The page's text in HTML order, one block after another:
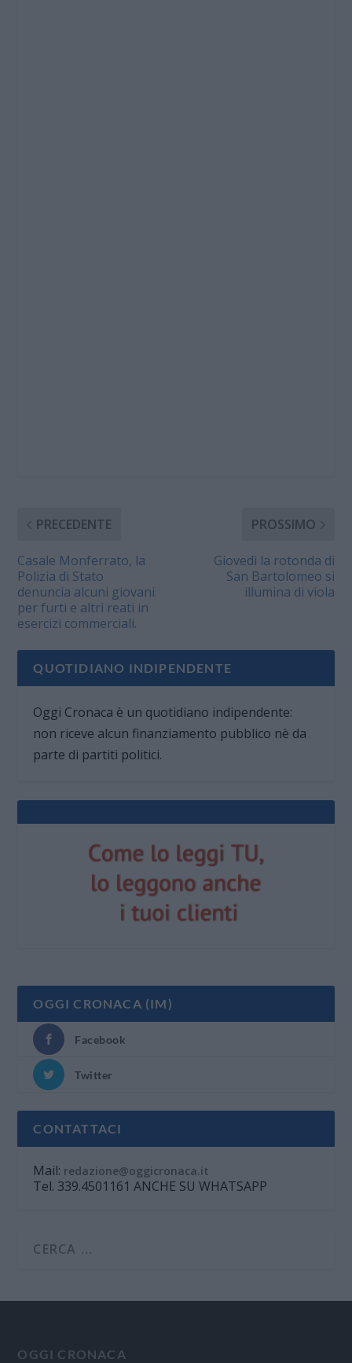
PRECEDENTE
Casale Monferrato, la
Polizia di Stato
denuncia alcuni giovani
per furti e altri reati in
esercizi commerciali.
PROSSIMO
Giovedì la rotonda di
San Bartolomeo si
illumina di viola
QUOTIDIANO INDIPENDENTE
Oggi Cronaca è un quotidiano indipendente:
non riceve alcun finanziamento pubblico nè da
parte di partiti politici.
OGGI CRONACA (IM)
Facebook
Twitter
CONTATTACI
Mail: redazione@oggicronaca.it
Tel. 339.4501161 ANCHE SU WHATSAPP
OGGI CRONACA